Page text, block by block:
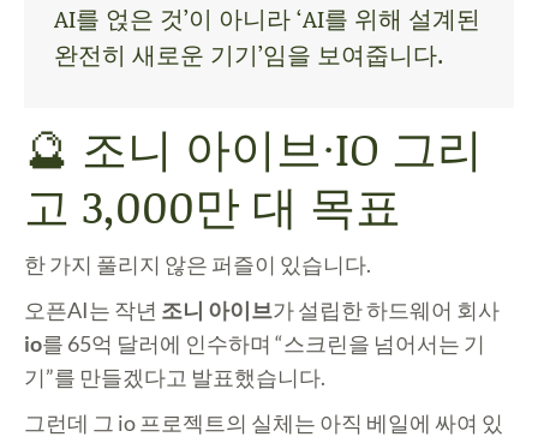
AI를 얹은 것’이 아니라 ‘AI를 위해 설계된
완전히 새로운 기기’임을 보여줍니다.
🔮 조니 아이브·IO 그리
고 3,000만 대 목표
한 가지 풀리지 않은 퍼즐이 있습니다.
오픈AI는 작년 조니 아이브가 설립한 하드웨어 회사
io를 65억 달러에 인수하며 “스크린을 넘어서는 기
기”를 만들겠다고 발표했습니다.
그런데 그 io 프로젝트의 실체는 아직 베일에 싸여 있